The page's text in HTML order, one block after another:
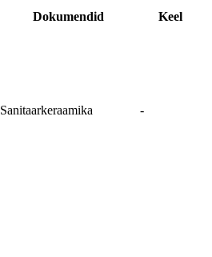
Dokumendid Keel
Sanitaarkeraamika -